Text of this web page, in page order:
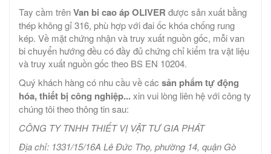
Tay cầm trênVan bi cao ápOLIVER được sản xuất bằng
thép không gỉ 316, phù hợp với đai ốc khóa chống rung
kép. Về mặt chứng nhận và truy xuất nguồn gốc, mỗi van
bi chuyển hướng đều có đầy đủ chứng chỉ kiểm tra vật liệu
và truy xuất nguồn gốc theo BS EN 10204.
Quý khách hàng có nhu cầu về các sản phẩm tự động
hóa, thiết bị công nghiệp...xin vui lòng liên hệ với công ty
chúng tôi theo thông tin sau:
CÔNG TY TNHH THIẾT VỊ VẬT TƯ GIA PHÁT
Địa chỉ: 1331/15/16A Lê Đức Thọ, phường 14, quận Gò